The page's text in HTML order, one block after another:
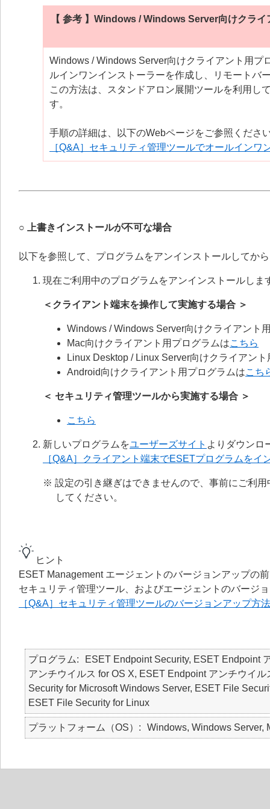
【 参考 】Windows / Windows Server向けクラ
Windows / Windows Server向けクライアント用
ルインワンインストーラーを作成し、リモートバ
この方法は、スタンドアロン展開ツールを利用し
す。
手順の詳細は、以下のWebページをご参照くださ
［Q&A］セキュリティ管理ツールでオールイン
○ 上書きインストールが不可な場合
以下を参照して、プログラムをアンインストールしてか
現在ご利用中のプログラムをアンインストールしま
＜クライアント端末を操作して実施する場合 ＞
Windows / Windows Server向けクライアント
Mac向けクライアント用プログラムはこちら
Linux Desktop / Linux Server向けクライアン
Android向けクライアント用プログラムはこち
＜ セキュリティ管理ツールから実施する場合 ＞
こちら
新しいプログラムをユーザーズサイト よりダウンロ
［Q&A］クライアント端末でESETプログラムをイ
※ 設定の引き継ぎはできませんので、事前にご利
してください。
ヒント
ESET Management エージェントのバージョンアップの
セキュリティ管理ツール、およびエージェントのバージ
［Q&A］セキュリティ管理ツールのバージョンアップ方法
プログラム
ESET Endpoint Security, ESET Endpoint
アンチウイルス for OS X, ESET Endpoint アンチウイ
Security for Microsoft Windows Server, ESET File
ESET File Security for Linux
プラットフォーム（OS） Windows, Windows Server,